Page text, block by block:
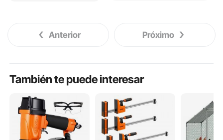
Anterior Próximo
También te puede interesar